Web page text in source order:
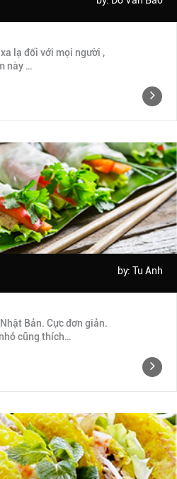
by: Đỗ Văn Bảo
lạ đối với mọi người ,
này …
by: Tu Anh
Bản. Cực đơn giản.
cũng thích…